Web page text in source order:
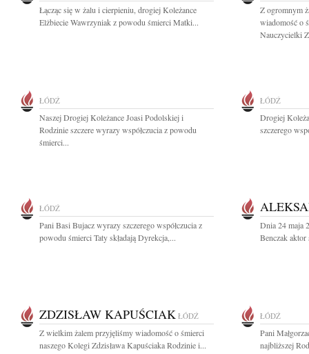
Łącząc się w żalu i cierpieniu, drogiej Koleżance
Elżbiecie Wawrzyniak z powodu śmierci Matki...
Z ogromnym
wiadomość o
Nauczycielki
ŁÓDŹ
Naszej Drogiej Koleżance Joasi Podolskiej i
Rodzinie szczere wyrazy współczucia z powodu
śmierci...
ŁÓDŹ
Drogiej
szczerego
ŁÓDŹ
Pani Basi Bujacz wyrazy szczerego współczucia z
powodu śmierci Taty składają Dyrekcja,...
Dnia 24 maja
Benczak aktor
ZDZISŁAW KAPUŚCIAK ŁÓDŹ
Z wielkim żalem przyjęliśmy wiadomość o śmierci
naszego Kolegi Zdzisława Kapuściaka Rodzinie i...
ŁÓDŹ
Pani
najbliższej